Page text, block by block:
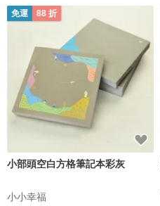
免運 88 折
小部頭空白方格筆記本彩灰
小小幸福